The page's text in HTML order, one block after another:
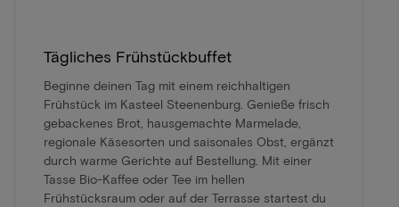
Tägliches Frühstückbuffet
Beginne deinen Tag mit einem reichhaltigen
Frühstück im Kasteel Steenenburg. Genieße frisch
gebackenes Brot, hausgemachte Marmelade,
regionale Käsesorten und saisonales Obst, ergänzt
durch warme Gerichte auf Bestellung. Mit einer
Tasse Bio-Kaffee oder Tee im hellen
Frühstücksraum oder auf der Terrasse startest du